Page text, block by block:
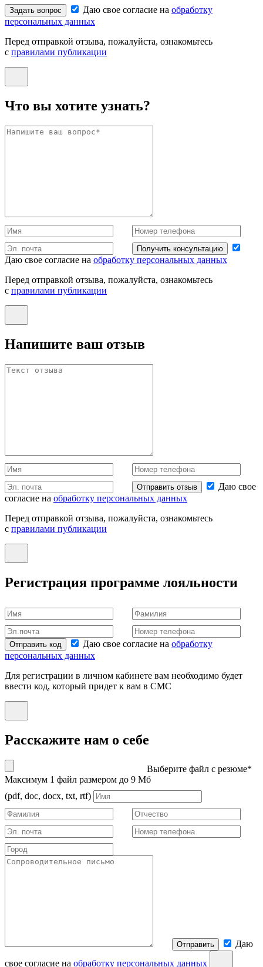
Задать вопрос Даю свое согласие на обработку
персональных данных
Перед отправкой отзыва, пожалуйста, ознакомьтесь
с правилами публикации
Что вы хотите узнать?
Получить консультацию
Даю свое согласие на обработку персональных данных
Перед отправкой отзыва, пожалуйста, ознакомьтесь
с правилами публикации
Напишите ваш отзыв
Отправить отзыв
Даю свое
согласие на обработку персональных данных
Перед отправкой отзыва, пожалуйста, ознакомьтесь
с правилами публикации
Регистрация программе лояльности
Отправить код Даю свое согласие на обработку
персональных данных
Для регистрации в личном кабинете вам необходимо будет
ввести код, который придет к вам в СМС
Расскажите нам о себе
Выберите файл с резюме*
Максимум 1 файл размером до 9 Мб
(pdf, doc, docx, txt, rtf)
Отправить
Даю
свое согласие на обработку персональных данных